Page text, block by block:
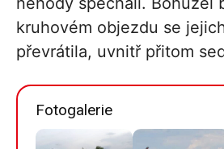
kruhovém objezdu se
převrátila, uvnitř přitom
Fotogalerie